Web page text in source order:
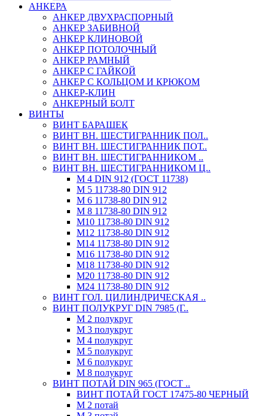
АНКЕРА
АНКЕР ДВУХРАСПОРНЫЙ
АНКЕР ЗАБИВНОЙ
АНКЕР КЛИНОВОЙ
АНКЕР ПОТОЛОЧНЫЙ
АНКЕР РАМНЫЙ
АНКЕР С ГАЙКОЙ
АНКЕР С КОЛЬЦОМ И КРЮКОМ
АНКЕР-КЛИН
АНКЕРНЫЙ БОЛТ
ВИНТЫ
ВИНТ БАРАШЕК
ВИНТ ВН. ШЕСТИГРАННИК ПОЛ..
ВИНТ ВН. ШЕСТИГРАННИК ПОТ..
ВИНТ ВН. ШЕСТИГРАННИКОМ ..
ВИНТ ВН. ШЕСТИГРАННИКОМ Ц..
М 4 DIN 912 (ГОСТ 11738)
М 5 11738-80 DIN 912
М 6 11738-80 DIN 912
М 8 11738-80 DIN 912
М10 11738-80 DIN 912
М12 11738-80 DIN 912
М14 11738-80 DIN 912
М16 11738-80 DIN 912
М18 11738-80 DIN 912
М20 11738-80 DIN 912
М24 11738-80 DIN 912
ВИНТ ГОЛ. ЦИЛИНДРИЧЕСКАЯ ..
ВИНТ ПОЛУКРУГ DIN 7985 (Г..
М 2 полукруг
М 3 полукруг
М 4 полукруг
М 5 полукруг
М 6 полукруг
М 8 полукруг
ВИНТ ПОТАЙ DIN 965 (ГОСТ ..
ВИНТ ПОТАЙ ГОСТ 17475-80 ЧЕРНЫЙ
М 2 потай